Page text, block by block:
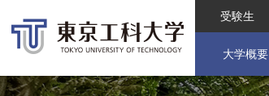
受験生
大学概要